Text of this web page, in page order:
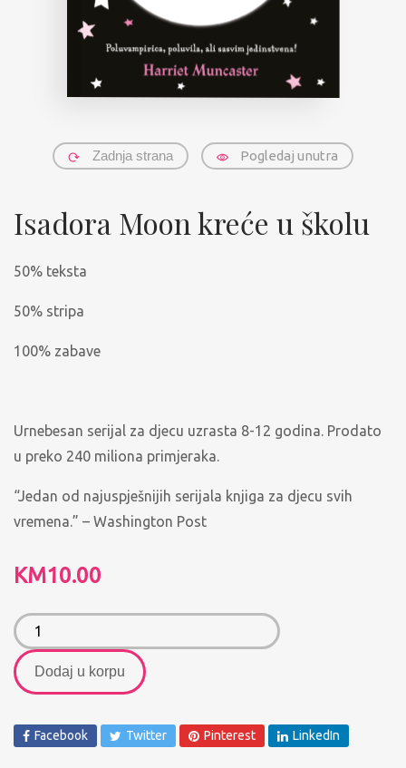
Zadnja strana Pogledaj unutra
Isadora Moon kreće u školu
50% teksta
50% stripa
100% zabave
Urnebesan serijal za djecu uzrasta 8-12 godina. Prodato
u preko 240 miliona primjeraka.
“Jedan od najuspješnijih serijala knjiga za djecu svih
vremena.” – Washington Post
KM10.00
Dodaj u korpu
Facebook Twitter Pinterest LinkedIn